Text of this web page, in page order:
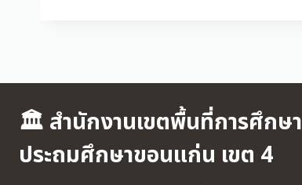
🏛 สำนักงานเขตพื้นที่การศึกษา
ประถมศึกษาขอนแก่น เขต 4